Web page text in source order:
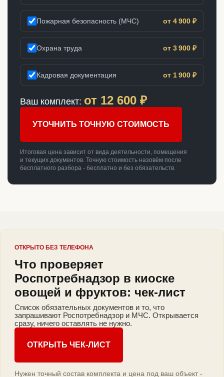
Пожарная безопасность (МЧС) от 4 900 ₽
Охрана труда от 3 900 ₽
Кадровая документация от 1 900 ₽
Ваш комплект: от 12 600 ₽
УТОЧНИТЬ ТОЧНУЮ СТОИМОСТЬ
Итоговая цена зависит от вида деятельности, помещения
и текущих документов. Точную стоимость назовём после
бесплатного разбора - бесплатно и без обязательств.
ОТКРЫТО БЕЗ ТЕЛЕФОНА
Что проверяет
Роспотребнадзор в киоске
овощей и фруктов: чек-лист
Список обязательных документов и то, что
запрашивают Роспотребнадзор и МЧС. Открывается
сразу, ничего оставлять не нужно.
ОТКРЫТЬ ЧЕК-ЛИСТ
Нужен точный состав комплекта и цена под ваш объект -